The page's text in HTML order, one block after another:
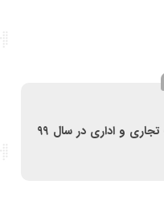
۳۰ تا ۳۲ درصد فسخ قرارداد املاک تجاری و اداری در سال ۹۹